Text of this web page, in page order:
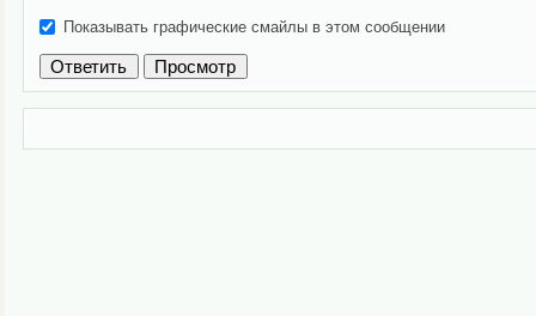
Показывать графические смайлы в этом сообщении